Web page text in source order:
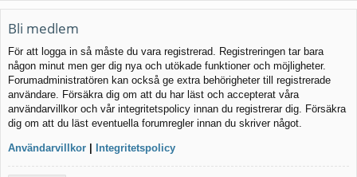
Bli medlem
För att logga in så måste du vara registrerad. Registreringen tar bara
någon minut men ger dig nya och utökade funktioner och möjligheter.
Forumadministratören kan också ge extra behörigheter till registrerade
användare. Försäkra dig om att du har läst och accepterat våra
användarvillkor och vår integritetspolicy innan du registrerar dig. Försäkra
dig om att du läst eventuella forumregler innan du skriver något.
Användarvillkor | Integritetspolicy